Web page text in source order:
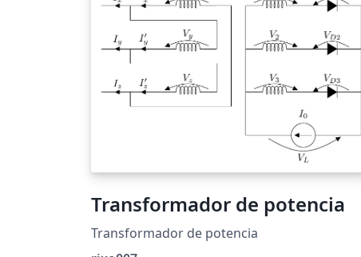
Transformador de potencia
Transformador de potencia